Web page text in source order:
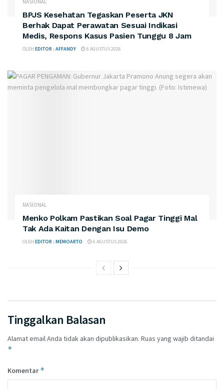
BPJS Kesehatan Tegaskan Peserta JKN
Berhak Dapat Perawatan Sesuai Indikasi
Medis, Respons Kasus Pasien Tunggu 8 Jam
OLEH EDITOR : AFFANDY 6 AGUSTUS 2026
NASIONAL
Menko Polkam Pastikan Soal Pagar Tinggi Mal
Tak Ada Kaitan Dengan Isu Demo
OLEH EDITOR : MEMOARTO 6 AGUSTUS 2026
Tinggalkan Balasan
Alamat email Anda tidak akan dipublikasikan. Ruas yang wajib ditandai
*
Komentar*